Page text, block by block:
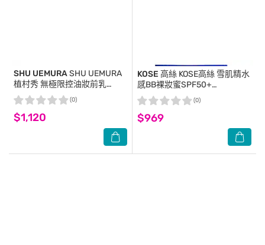
SHU UEMURASHU UEMURA
植村秀 無極限控油妝前乳
SPF25 PA+++(30ml)_專櫃公
司貨【短效良品:27/03】
$1,120
(0)
KOSE 高絲 KOSE高絲 雪肌精水
感BB裸妝蜜SPF50+
PA++++30g(02自然膚色)x2入
$969
(0)